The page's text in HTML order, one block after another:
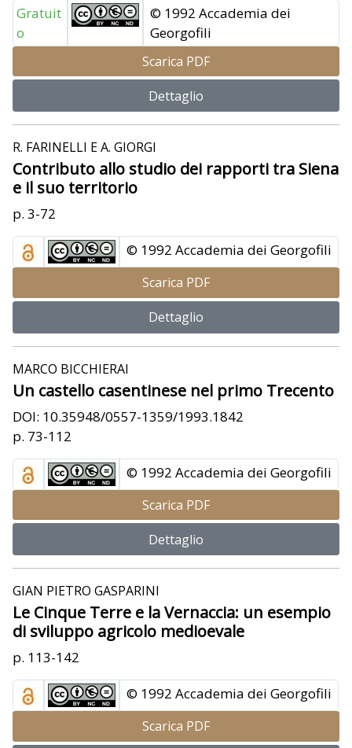
Gratuit
o
© 1992 Accademia dei
Georgofili
Scarica PDF
Dettaglio
R. FARINELLI E A. GIORGI
Contributo allo studio dei rapporti tra Siena
e il suo territorio
p. 3-72
© 1992 Accademia dei Georgofili
Scarica PDF
Dettaglio
MARCO BICCHIERAI
Un castello casentinese nel primo Trecento
DOI: 10.35948/0557-1359/1993.1842
p. 73-112
© 1992 Accademia dei Georgofili
Scarica PDF
Dettaglio
GIAN PIETRO GASPARINI
Le Cinque Terre e la Vernaccia: un esempio
di sviluppo agricolo medioevale
p. 113-142
© 1992 Accademia dei Georgofili
Scarica PDF